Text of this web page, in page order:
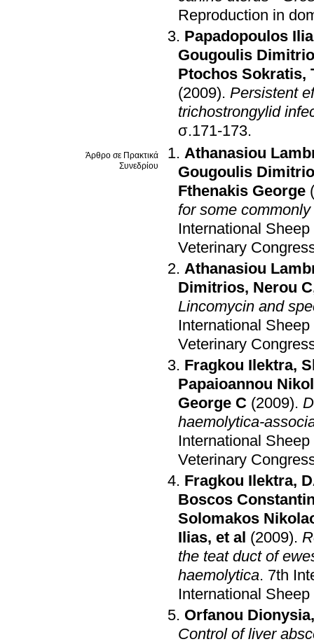
Reproduction in
Papadopoulos
Gougoulis
Ptochos Sokratis,
(2009). Persistent
trichostrongylid
σ.171-173.
Άρθρο σε Πρακτικά
Συνεδρίου
Athanasiou
Gougoulis
Fthenakis George
for some
International
Veterinary
Athanasiou
Dimitrios, Nerou C
Lincomycin and
International
Veterinary
Fragkou Ilektra,
Papaioannou
George C (2009).
haemolytica-
International
Veterinary
Fragkou Ilektra,
Boscos
Solomakos
Ilias, et al (2009).
the teat duct of
haemolytica. 7th
International
Orfanou Dionysia
Control of liver